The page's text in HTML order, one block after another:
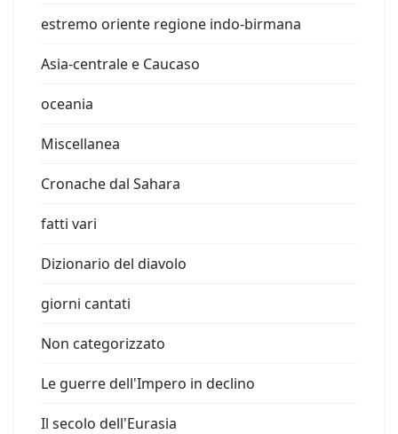
estremo oriente regione indo-birmana
Asia-centrale e Caucaso
oceania
Miscellanea
Cronache dal Sahara
fatti vari
Dizionario del diavolo
giorni cantati
Non categorizzato
Le guerre dell'Impero in declino
Il secolo dell'Eurasia